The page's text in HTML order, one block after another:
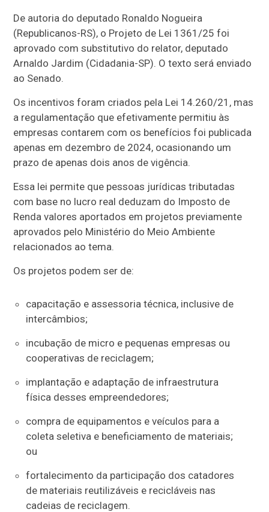
De autoria do deputado Ronaldo Nogueira
(Republicanos-RS), o Projeto de Lei 1361/25 foi
aprovado comsubstitutivo do relator, deputado
Arnaldo Jardim (Cidadania-SP). O texto será enviado
ao Senado.
Os incentivos foram criados pela Lei 14.260/21, mas
a regulamentação que efetivamente permitiu às
empresas contarem com os benefícios foi publicada
apenas em dezembro de 2024, ocasionando um
prazo de apenas dois anos de vigência.
Essa lei permite que pessoas jurídicas tributadas
com base no lucro real deduzam do Imposto de
Renda valores aportados em projetos previamente
aprovados pelo Ministério do Meio Ambiente
relacionados ao tema.
Os projetos podem ser de:
capacitação e assessoria técnica, inclusive de
intercâmbios;
incubação de micro e pequenas empresas ou
cooperativas de reciclagem;
implantação e adaptação de infraestrutura
física desses empreendedores;
compra de equipamentos e veículos para a
coleta seletiva e beneficiamento de materiais;
ou
fortalecimento da participação dos catadores
de materiais reutilizáveis e recicláveis nas
cadeias de reciclagem.